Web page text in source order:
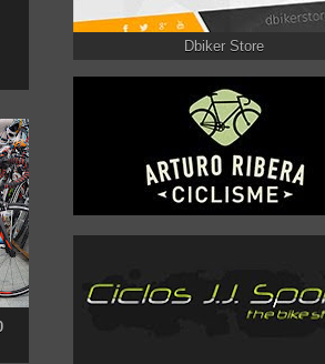
Dbiker Store